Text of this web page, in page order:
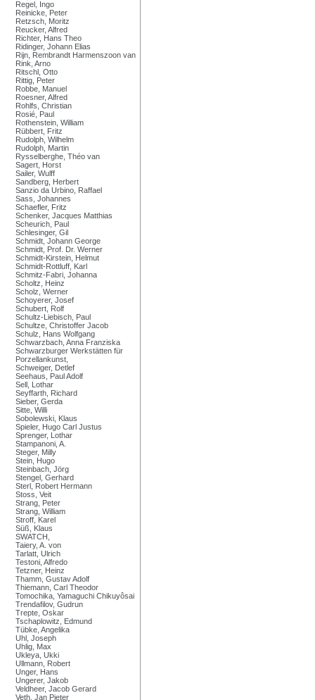
Regel, Ingo
Reinicke, Peter
Retzsch, Moritz
Reucker, Alfred
Richter, Hans Theo
Ridinger, Johann Elias
Rijn, Rembrandt Harmenszoon van
Rink, Arno
Ritschl, Otto
Rittig, Peter
Robbe, Manuel
Roesner, Alfred
Rohlfs, Christian
Rosié, Paul
Rothenstein, William
Rübbert, Fritz
Rudolph, Wilhelm
Rudolph, Martin
Rysselberghe, Théo van
Sagert, Horst
Sailer, Wulff
Sandberg, Herbert
Sanzio da Urbino, Raffael
Sass, Johannes
Schaefler, Fritz
Schenker, Jacques Matthias
Scheurich, Paul
Schlesinger, Gil
Schmidt, Johann George
Schmidt, Prof. Dr. Werner
Schmidt-Kirstein, Helmut
Schmidt-Rottluff, Karl
Schmitz-Fabri, Johanna
Scholtz, Heinz
Scholz, Werner
Schoyerer, Josef
Schubert, Rolf
Schultz-Liebisch, Paul
Schultze, Christoffer Jacob
Schulz, Hans Wolfgang
Schwarzbach, Anna Franziska
Schwarzburger Werkstätten für
Porzellankunst,
Schweiger, Detlef
Seehaus, Paul Adolf
Sell, Lothar
Seyffarth, Richard
Sieber, Gerda
Sitte, Willi
Sobolewski, Klaus
Spieler, Hugo Carl Justus
Sprenger, Lothar
Stampanoni, A.
Steger, Milly
Stein, Hugo
Steinbach, Jörg
Stengel, Gerhard
Sterl, Robert Hermann
Stoss, Veit
Strang, Peter
Strang, William
Stroff, Karel
Süß, Klaus
SWATCH,
Taiery, A. von
Tarlatt, Ulrich
Testoni, Alfredo
Tetzner, Heinz
Thamm, Gustav Adolf
Thiemann, Carl Theodor
Tomochika, Yamaguchi Chikuyôsai
Trendafilov, Gudrun
Trepte, Oskar
Tschaplowitz, Edmund
Tübke, Angelika
Uhl, Joseph
Uhlig, Max
Ukleya, Ukki
Ullmann, Robert
Unger, Hans
Ungerer, Jakob
Veldheer, Jacob Gerard
Veth, Jan Pieter